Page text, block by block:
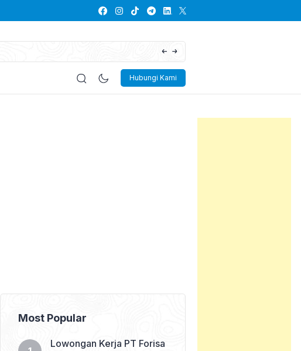
Lowongan Kerja PT Suryaraya
Hubungi Kami
Most Popular
Lowongan Kerja PT Forisa